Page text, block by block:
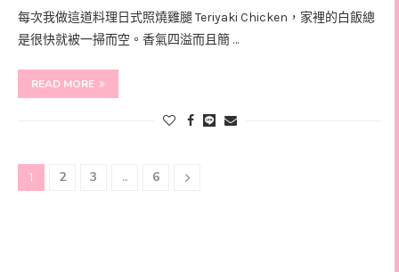
每次我做這道料理日式照燒雞腿 Teriyaki Chicken，家裡的白飯總
是很快就被一掃而空。香氣四溢而且簡 …
READ MORE
1 2 3 ... 6